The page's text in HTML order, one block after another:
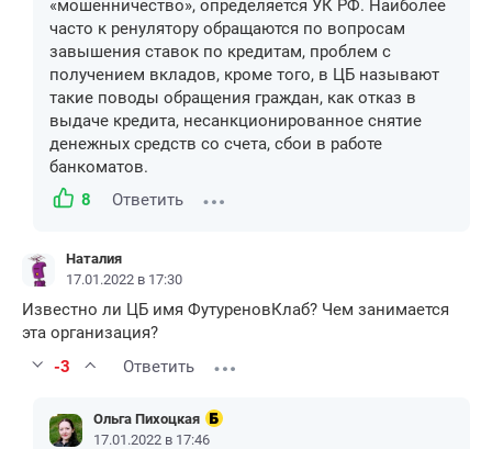
«мошенничество», определяется УК РФ. Наиболее
часто к ренулятору обращаются по вопросам
завышения ставок по кредитам, проблем с
получением вкладов, кроме того, в ЦБ называют
такие поводы обращения граждан, как отказ в
выдаче кредита, несанкционированное снятие
денежных средств со счета, сбои в работе
банкоматов.
8
Ответить
Наталия
17.01.2022 в 17:30
Известно ли ЦБ имя ФутуреновКлаб? Чем занимается
эта организация?
-3
Ответить
Ольга Пихоцкая
17.01.2022 в 17:46